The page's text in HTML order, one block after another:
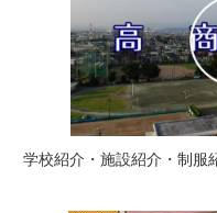
学校紹介・施設紹介・制服